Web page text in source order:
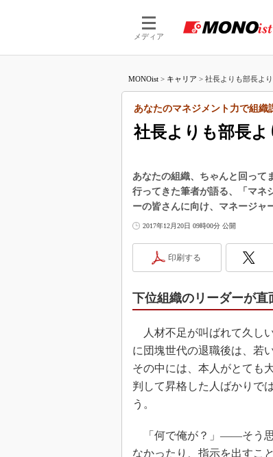
メディア
つな
つ
MONOist > キャリア > 社長よりも部長よ
社長よりも部長
あなたのマネジメント力で組織
あなたの組織、ちゃんと回っ
行ってきた筆者が語る、「マネ
ーの皆さんに向け、マネージャ
2017年12月20日 09時00分 公開
印刷する
下位組織のリーダーが直
人材不足が叫ばれて久し
に団塊世代の退職後は、若
その中には、本人がとても
判して昇格した人ばかりで
う。
「何で俺が？」――そう思
なかったり、指示を出すこ